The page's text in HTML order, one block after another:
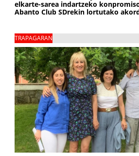
elkarte-sarea indartzeko
Abanto Club SDrekin lortutako
TRAPAGARAN